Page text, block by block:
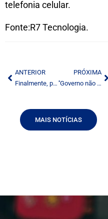
telefonia celular.
Fonte:R7 Tecnologia.
ANTERIOR
Finalmente, plano de banda larga começa a virar realidade
PRÓXIMA
''Governo não negocia mais com indústria sobre o Ginga'', afirma Paulo Bernardo
MAIS NOTÍCIAS